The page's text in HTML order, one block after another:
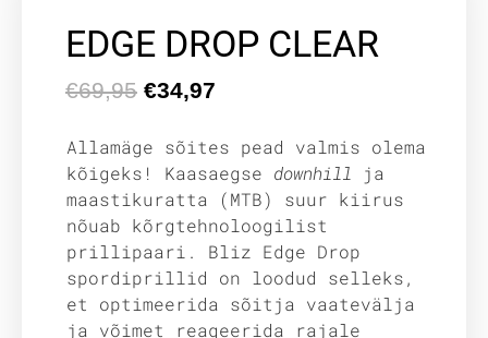
EDGE DROP CLEAR
€69,95 €34,97
Allamäge sõites pead valmis olema
kõigeks! Kaasaegse downhill ja
maastikuratta (MTB) suur kiirus
nõuab kõrgtehnoloogilist
prillipaari. Bliz Edge Drop
spordiprillid on loodud selleks,
et optimeerida sõitja vaatevälja
ja võimet reageerida rajale